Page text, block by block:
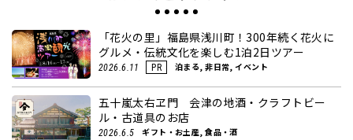
「花火の里」福島県浅川町！300年続く花火に
グルメ・伝統文化を楽しむ1泊2日ツアー
2026.6.11 PR 泊まる, 非日常, イベント
五十嵐太右ヱ門 会津の地酒・クラフトビー
ル・古道具のお店
2026.6.5 ギフト・お土産, 食品・酒